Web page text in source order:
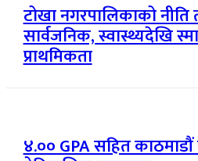
टोखा नगरपालिकाको नीति
सार्वजनिक, स्वास्थ्यदेखि
प्राथमिकता
४.०० GPA सहित